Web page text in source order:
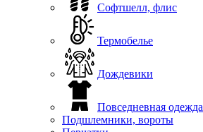
Софтшелл, флис
Термобелье
Дождевики
Повседневная одежда
Подшлемники, вороты